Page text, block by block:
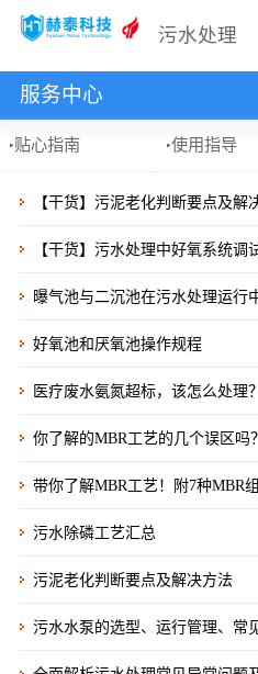
污水处理
服务中心
贴心指南 使用指导
【干货】污泥老化判断要点及解
个？
【干货】污水处理中好氧系统调
收藏！！
曝气池与二沉池在污水处理运行
项？
好氧池和厌氧池操作规程
医疗废水氨氮超标，该怎么处理？
你了解的MBR工艺的几个误区吗？
带你了解MBR工艺！附7种MBR
污水除磷工艺汇总
污泥老化判断要点及解决方法
污水水泵的选型、运行管理、常